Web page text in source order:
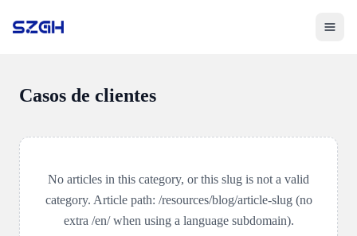
Toggle
Casos de clientes
No articles in this category, or this slug is not a valid
category. Article path: /resources/blog/article-slug (no
extra /en/ when using a language subdomain).